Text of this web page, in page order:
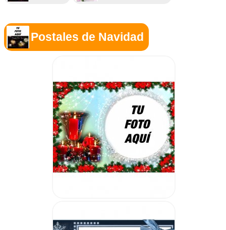
Postales de Navidad